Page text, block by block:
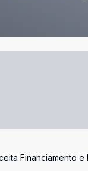
Financiamento e